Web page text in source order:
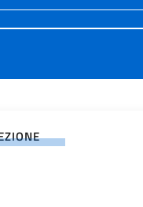
sito live